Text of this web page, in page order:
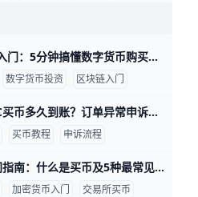
新手买币入门：5分钟搞懂数字货币购买全流程 买币介绍：新手快速入门数字货币购买指南 对于许多刚接触数字货币的新手来说，“买币”这件事听起来既新奇又有点吓人：不知道从哪里开始、害怕被骗、不清楚资产到底放在哪里。其实，只要按正确步骤走，用支付宝、微信、银行卡就能轻松买到第一枚数字币，本篇就是为你量身打造的“零基础购买指南”。
数字货币投资 区块链入门
欧yiC2C买币多久到账？订单异常申诉全攻略 在欧e（欧一）C2C 买币时，很多人最关心两个问题：买币到底要多久到账，以及如果订单出问题该如何处理。本文会用一个真实用户的视角，一步步带你搞懂“买币流程—到账时间—异常识别—申诉操作”，让你在欧亿 C2C 上既能买得快，也能保得安全。
买币教程 申诉流程
买币入门指南：什么是买币及5种最常见购买方式 买币，简单来说，就是用现实生活中的钱（比如人民币、美元或港币）或其他加密货币，去换取一种数字资产，比如比特币（BTC）、以太坊（ETH）或者稳定币USDT。举例来说，如果你在2025年用2000元人民币在交易所买入0.02枚比特币，这就是一次典型的“买币”操作。在加密货币世界里，买币是投资者进入市场的第一步，因此了解“买币”以及常见的购买方式，对新手来说非常关键。
加密货币入门 交易所买币